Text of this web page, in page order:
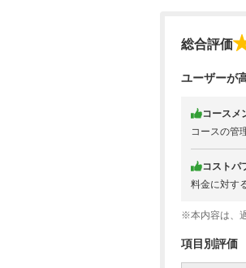
総合評価
ユーザーが
コースメ
コースの管
コストパ
料金に対す
※本内容は、
項目別評価